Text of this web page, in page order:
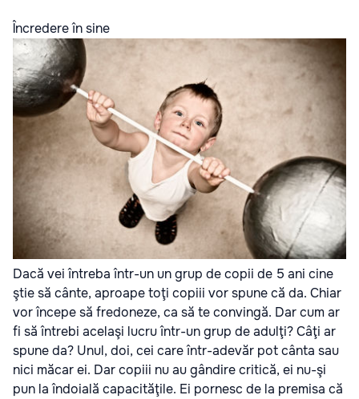
Încredere în sine
Dacă vei întreba într-un un grup de copii de 5 ani cine
ştie să cânte, aproape toţi copiii vor spune că da. Chiar
vor începe să fredoneze, ca să te convingă. Dar cum ar
fi să întrebi acelaşi lucru într-un grup de adulţi? Câţi ar
spune da? Unul, doi, cei care într-adevăr pot cânta sau
nici măcar ei. Dar copiii nu au gândire critică, ei nu-şi
pun la îndoială capacităţile. Ei pornesc de la premisa că